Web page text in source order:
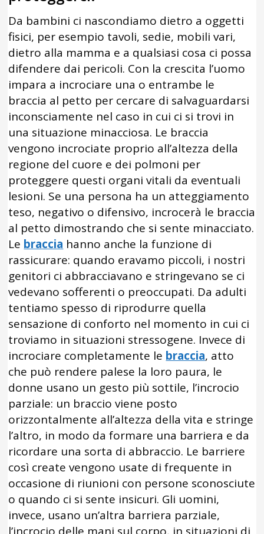
Da bambini ci nascondiamo dietro a oggetti
fisici, per esempio tavoli, sedie, mobili vari,
dietro alla mamma e a qualsiasi cosa ci possa
difendere dai pericoli. Con la crescita l’uomo
impara a incrociare una o entrambe le
braccia al petto per cercare di salvaguardarsi
inconsciamente nel caso in cui ci si trovi in
una situazione minacciosa. Le braccia
vengono incrociate proprio all’altezza della
regione del cuore e dei polmoni per
proteggere questi organi vitali da eventuali
lesioni. Se una persona ha un atteggiamento
teso, negativo o difensivo, incrocerà le braccia
al petto dimostrando che si sente minacciato.
Le braccia hanno anche la funzione di
rassicurare: quando eravamo piccoli, i nostri
genitori ci abbracciavano e stringevano se ci
vedevano sofferenti o preoccupati. Da adulti
tentiamo spesso di riprodurre quella
sensazione di conforto nel momento in cui ci
troviamo in situazioni stressogene. Invece di
incrociare completamente le braccia, atto
che può rendere palese la loro paura, le
donne usano un gesto più sottile, l’incrocio
parziale: un braccio viene posto
orizzontalmente all’altezza della vita e stringe
l’altro, in modo da formare una barriera e da
ricordare una sorta di abbraccio. Le barriere
così create vengono usate di frequente in
occasione di riunioni con persone sconosciute
o quando ci si sente insicuri. Gli uomini,
invece, usano un’altra barriera parziale,